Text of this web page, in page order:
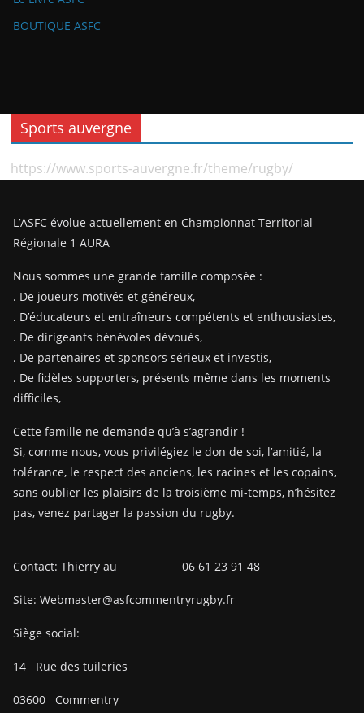
BOUTIQUE ASFC
Sports auvergne
https://www.sports-auvergne.fr/theme/rugby/
L’ASFC évolue actuellement en Championnat Territorial
Régionale 1 AURA
Nous sommes une grande famille composée :
. De joueurs motivés et généreux,
. D’éducateurs et entraîneurs compétents et enthousiastes,
. De dirigeants bénévoles dévoués,
. De partenaires et sponsors sérieux et investis,
. De fidèles supporters, présents même dans les moments
difficiles,
Cette famille ne demande qu’à s’agrandir !
Si, comme nous, vous privilégiez le don de soi, l’amitié, la
tolérance, le respect des anciens, les racines et les copains,
sans oublier les plaisirs de la troisième mi-temps, n’hésitez
pas, venez partager la passion du rugby.
Contact: Thierry au 06 61 23 91 48
Site: Webmaster@asfcommentryrugby.fr
Siège social:
14 Rue des tuileries
03600 Commentry